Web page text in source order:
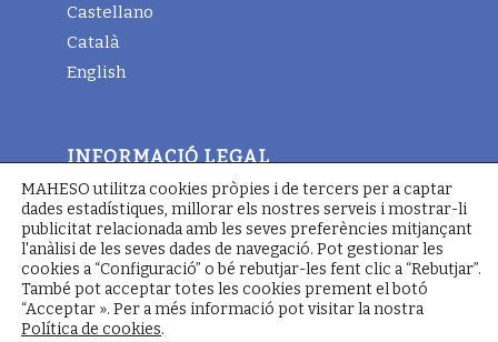
Castellano
Català
English
INFORMACIÓ LEGAL
Avis legal
Termes i condicions generals
Política de cookies
© Copyright - Maheso 2022 - Web designed by
MAHESO utilitza cookies pròpies i de tercers per a captar
dades estadístiques, millorar els nostres serveis i mostrar-li
publicitat relacionada amb les seves preferències mitjançant
l'anàlisi de les seves dades de navegació. Pot gestionar les
cookies a “Configuració” o bé rebutjar-les fent clic a “Rebutjar”.
També pot acceptar totes les cookies prement el botó
“Acceptar ». Per a més informació pot visitar la nostra
Política de cookies.